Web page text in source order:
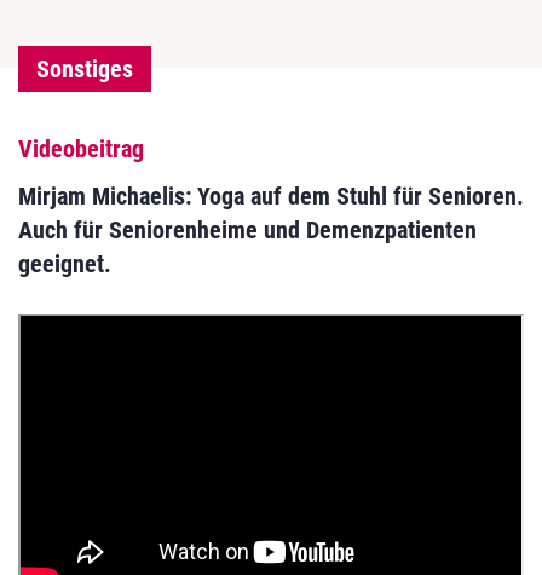
Sonstiges
Videobeitrag
Mirjam Michaelis: Yoga auf dem Stuhl für Senioren.
Auch für Seniorenheime und Demenzpatienten
geeignet.